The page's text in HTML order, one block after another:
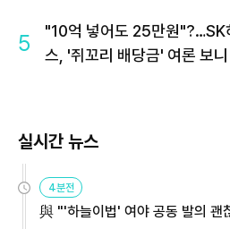
5
"10억 넣어도 25만원"?…SK
스, '쥐꼬리 배당금' 여론 보니
실시간 뉴스
4분전
與 "'하늘이법' 여야 공동 발의 괜